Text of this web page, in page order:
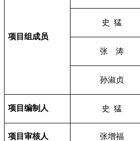
项目组成员
史 猛
张 涛
孙淑贞
项目编制人 史 猛
项目审核人 张增福